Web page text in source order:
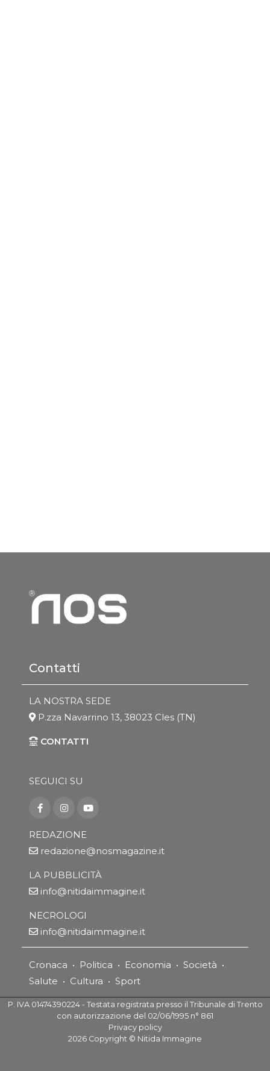
Contatti
LA NOSTRA SEDE
P.zza Navarrino 13, 38023 Cles (TN)
CONTATTI
SEGUICI SU
REDAZIONE
redazione@nosmagazine.it
LA PUBBLICITÀ
info@nitidaimmagine.it
NECROLOGI
info@nitidaimmagine.it
Cronaca • Politica • Economia • Società •
Salute • Cultura • Sport
P. IVA 01474390224 - Testata registrata presso il Tribunale di Trento
con autorizzazione del 02/06/1995 n° 861
Privacy policy
2026 Copyright © Nitida Immagine